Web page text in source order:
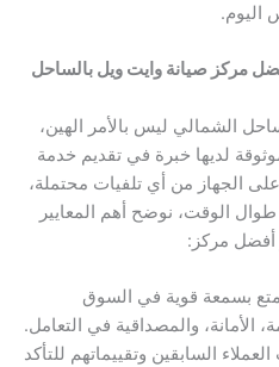
اليوم.
مركز صيانة وايت ويل بالساحل
الشمالي ليس بالأمر الهين،
لديها خبرة في تقديم خدمة
الجهاز من أي تلفيات محتملة،
الوقت، نوضح أهم المعايير
أفضل مركز:
بسمعة قوية في السوق
الأمانة، والمصداقية في التعامل.
السابقين وتقييماتهم للتأكد